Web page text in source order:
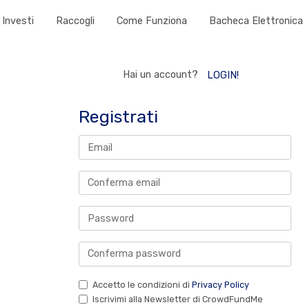
Investi Raccogli Come Funziona Bacheca Elettronica
Hai un account? LOGIN!
Registrati
Accetto le condizioni di Privacy Policy
Iscrivimi alla Newsletter di CrowdFundMe